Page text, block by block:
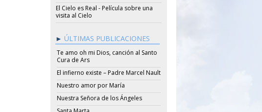
El Cielo es Real - Película sobre una
visita al Cielo
ÚLTIMAS PUBLICACIONES
Te amo oh mi Dios, canción al Santo
Cura de Ars
El infierno existe – Padre Marcel Nault
Nuestro amor por María
Nuestra Señora de los Ángeles